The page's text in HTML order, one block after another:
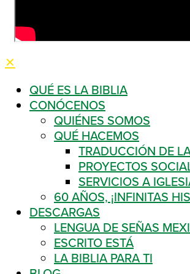
✕
QUÉ ES LA BIBLIA
CONÓCENOS
QUIÉNES SOMOS
QUÉ HACEMOS
TRADUCCIÓN DE
PROYECTOS
SERVICIOS A
60 AÑOS, ¡INFINITAS
DESCARGAS
LENGUA DE SEÑAS
ESCRITO ESTÁ
LA BIBLIA PARA TI